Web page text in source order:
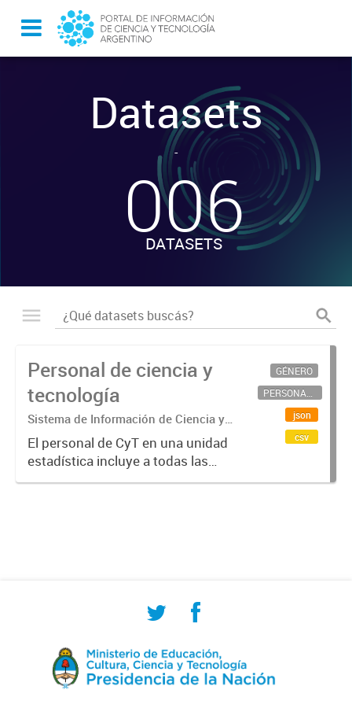
Datasets
-
006
DATASETS
Personal de ciencia y
tecnología
Sistema de Información de Ciencia y
Tecnología Argentino (SICYTAR)
El personal de CyT en una unidad
estadística incluye a todas las
personas involucradas
GÉNERO
PERSONAL CIENTÍFICO-TECNOLÓGICO
json
csv